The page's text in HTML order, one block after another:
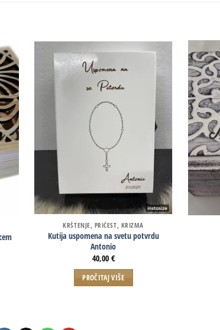
KRŠTENJE, PRIČEST, KRIZMA
Kutija uspomena na svetu potvrdu
Antonio
40,00 €
PROČITAJ VIŠE